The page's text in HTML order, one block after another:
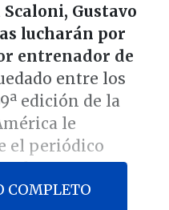
Gustavo
lucharán por
entrenador de
entre los
edición de la
le
el periódico
año.
COMPLETO